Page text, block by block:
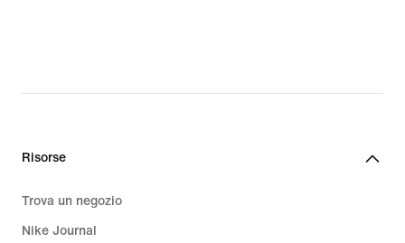
Risorse
Trova un negozio
Nike Journal